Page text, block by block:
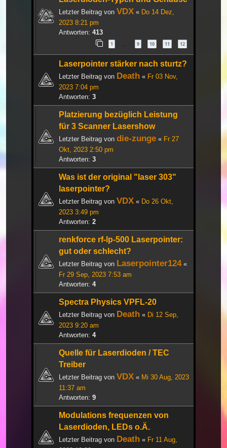
Letzter Beitrag von VDX « Do 14 Dez,
2023 8:21 pm
Antworten: 413
1 9 10 11 12
Laserpointer stärker nach sturtz?
Letzter Beitrag von Death « Fr 03 Nov,
2023 7:04 pm
Antworten: 3
Platzierung bezüglich Leistung
für 3 Scanner Lasershow
Letzter Beitrag von die-zunge « Fr 27
Okt, 2023 2:50 pm
Antworten: 3
Was ist der original "laser 303"
laserpointer?
Letzter Beitrag von VDX « Do 26 Okt,
2023 3:49 pm
Antworten: 2
renkforce rf-lp-500 Laserpointer:
gut oder schlecht?
Letzter Beitrag von Laserpointer124«
Fr 29 Sep, 2023 7:53 am
Antworten: 4
Spectra Physics VPFL-20
Letzter Beitrag von Death « Di 12 Sep,
2023 9:20 am
Antworten: 4
Quelle für Laserdioden / TEC
Treiber
Letzter Beitrag von VDX « Mi 30 Aug, 2023
11:37 am
Antworten: 9
Modulations frequenzen von
Laserdioden, LEDs o.Ä.
Letzter Beitrag von Death « Fr 11 Aug,